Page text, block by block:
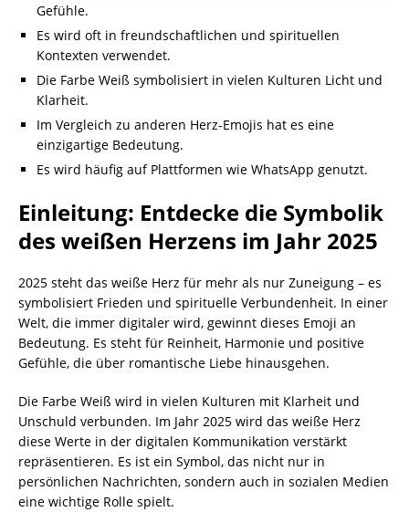
Gefühle.
Es wird oft in freundschaftlichen und spirituellen
Kontexten verwendet.
Die Farbe Weiß symbolisiert in vielen Kulturen Licht und
Klarheit.
Im Vergleich zu anderen Herz-Emojis hat es eine
einzigartige Bedeutung.
Es wird häufig auf Plattformen wie WhatsApp genutzt.
Einleitung: Entdecke die Symbolik
des weißen Herzens im Jahr 2025
2025 steht das weiße Herz für mehr als nur Zuneigung – es
symbolisiert Frieden und spirituelle Verbundenheit. In einer
Welt, die immer digitaler wird, gewinnt dieses Emoji an
Bedeutung. Es steht für Reinheit, Harmonie und positive
Gefühle, die über romantische Liebe hinausgehen.
Die Farbe Weiß wird in vielen Kulturen mit Klarheit und
Unschuld verbunden. Im Jahr 2025 wird das weiße Herz
diese Werte in der digitalen Kommunikation verstärkt
repräsentieren. Es ist ein Symbol, das nicht nur in
persönlichen Nachrichten, sondern auch in sozialen Medien
eine wichtige Rolle spielt.